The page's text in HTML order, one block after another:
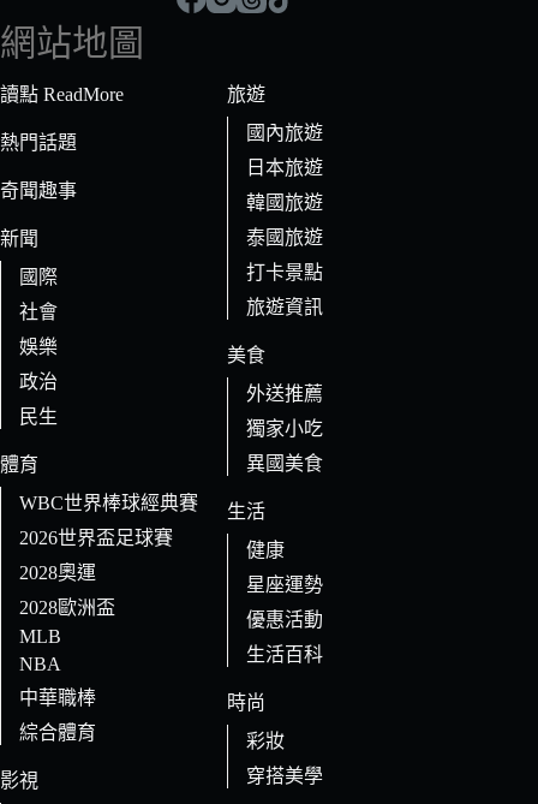
符
合
條
的
果
網站地圖
讀點 ReadMore
熱門話題
奇聞趣事
新聞
國際
社會
娛樂
政治
民生
體育
WBC世界棒球經典賽
2026世界盃足球賽
2028奧運
2028歐洲盃
MLB
NBA
中華職棒
綜合體育
影視
旅遊
國內旅遊
日本旅遊
韓國旅遊
泰國旅遊
打卡景點
旅遊資訊
美食
外送推薦
獨家小吃
異國美食
生活
健康
星座運勢
優惠活動
生活百科
時尚
彩妝
穿搭美學